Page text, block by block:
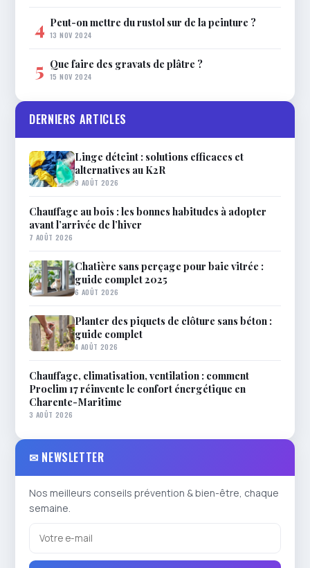
4 Peut-on mettre du rustol sur de la peinture ?
13 NOV 2024
5 Que faire des gravats de plâtre ?
15 NOV 2024
DERNIERS ARTICLES
Linge déteint : solutions efficaces et
alternatives au K2R
9 AOÛT 2026
Chauffage au bois : les bonnes habitudes à adopter
avant l’arrivée de l’hiver
7 AOÛT 2026
Chatière sans perçage pour baie vitrée :
guide complet 2025
6 AOÛT 2026
Planter des piquets de clôture sans béton :
guide complet
4 AOÛT 2026
Chauffage, climatisation, ventilation : comment
Proclim 17 réinvente le confort énergétique en
Charente-Maritime
3 AOÛT 2026
✉ NEWSLETTER
Nos meilleurs conseils prévention & bien-être, chaque
semaine.